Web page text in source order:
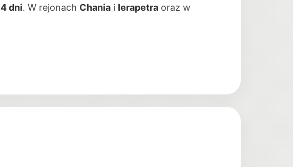
4 dni. W rejonach Chania i Ierapetra oraz w